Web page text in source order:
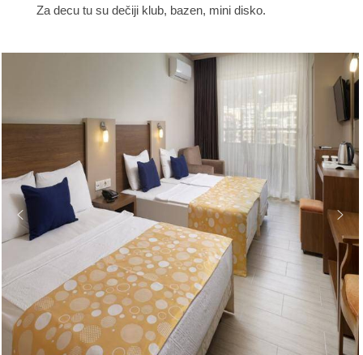
Za decu tu su dečiji klub, bazen, mini disko.